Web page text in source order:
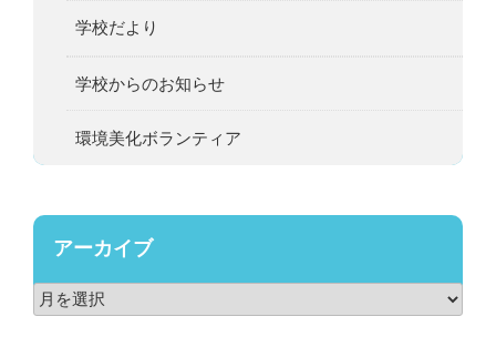
学校だより
学校からのお知らせ
環境美化ボランティア
アーカイブ